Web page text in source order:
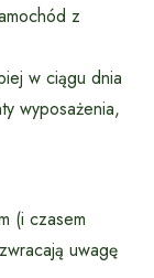
z
w ciągu dnia
wyposażenia,
(i czasem
uwagę